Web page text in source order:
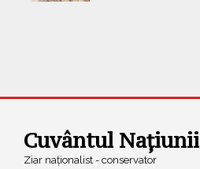
Cuvântul Națiunii
Ziar naționalist - conservator